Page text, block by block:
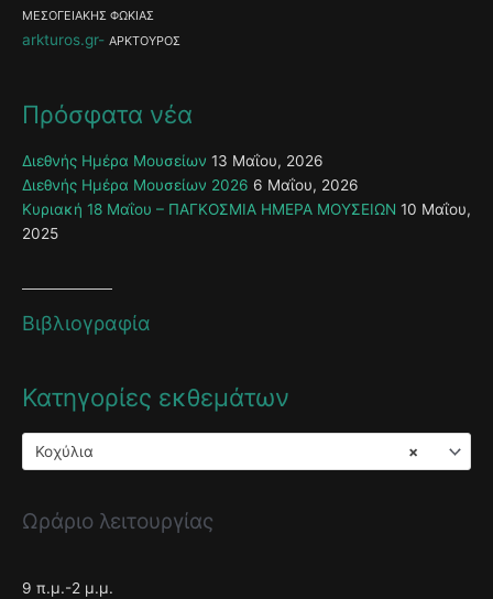
ΜΕΣΟΓΕΙΑΚΗΣ ΦΩΚΙΑΣ
arkturos.gr ΑΡΚΤΟΥΡΟΣ
Πρόσφατα νέα
Διεθνής Ημέρα Μουσείων 13 Μαΐου, 2026
Διεθνής Ημέρα Μουσείων 2026 6 Μαΐου, 2026
Κυριακή 18 Μαΐου – ΠΑΓΚΟΣΜΙΑ ΗΜΕΡΑ ΜΟΥΣΕΙΩΝ 10 Μαΐου,
2025
Βιβλιογραφία
Κατηγορίες εκθεμάτων
×
Κοχύλια
Ωράριο λειτουργίας
9 π.μ.-2 μ.μ.